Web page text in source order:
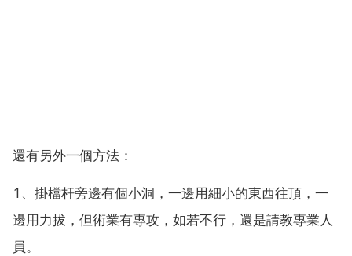
還有另外一個方法：
1、掛檔杆旁邊有個小洞，一邊用細小的東西往頂，一
邊用力拔，但術業有專攻，如若不行，還是請教專業人
員。